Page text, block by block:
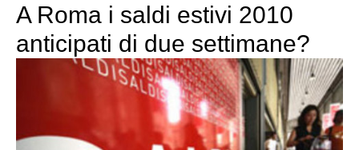
A Roma i saldi estivi 2010
anticipati di due settimane?